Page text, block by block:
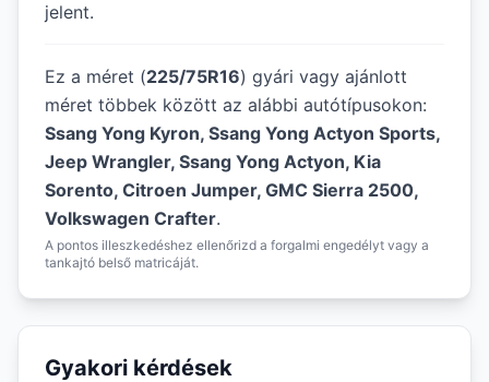
jelent.
Ez a méret (225/75R16) gyári vagy ajánlott
méret többek között az alábbi autótípusokon:
Ssang Yong Kyron, Ssang Yong Actyon Sports,
Jeep Wrangler, Ssang Yong Actyon, Kia
Sorento, Citroen Jumper, GMC Sierra 2500,
Volkswagen Crafter.
A pontos illeszkedéshez ellenőrizd a forgalmi engedélyt vagy a
tankajtó belső matricáját.
Gyakori kérdések